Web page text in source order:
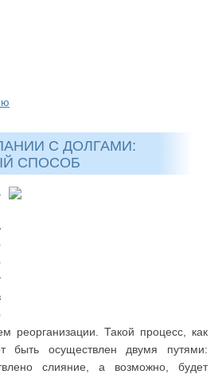
С ДОЛГАМИ:
СПОСОБ
реорганизации. Такой процесс, как
быть осуществлен двумя путями:
слияние, а возможно, будет